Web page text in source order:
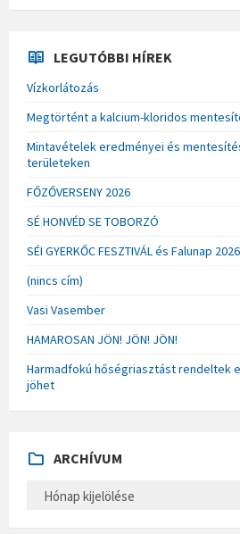
LEGUTÓBBI HÍREK
Vízkorlátozás
Megtörtént a kalcium-kloridos
Mintavételek eredményei és
területeken
FŐZŐVERSENY 2026
SÉ HONVÉD SE TOBORZÓ
SÉI GYERKŐC FESZTIVÁL és Falunap 2026
(nincs cím)
Vasi Vasember
HAMAROSAN JÖN! JÖN! JÖN!
Harmadfokú hőségriasztást rendeltek
jöhet
ARCHÍVUM
H